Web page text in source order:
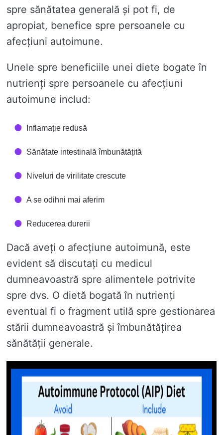
spre sănătatea generală și pot fi, de
apropiat, benefice spre persoanele cu
afecțiuni autoimune.
Unele spre beneficiile unei diete bogate în
nutrienți spre persoanele cu afecțiuni
autoimune includ:
Inflamație redusă
Sănătate intestinală îmbunătățită
Niveluri de virilitate crescute
A se odihni mai aferim
Reducerea durerii
Dacă aveți o afecțiune autoimună, este
evident să discutați cu medicul
dumneavoastră spre alimentele potrivite
spre dvs. O dietă bogată în nutrienți
eventual fi o fragment utilă spre gestionarea
stării dumneavoastră și îmbunătățirea
sănătății generale.